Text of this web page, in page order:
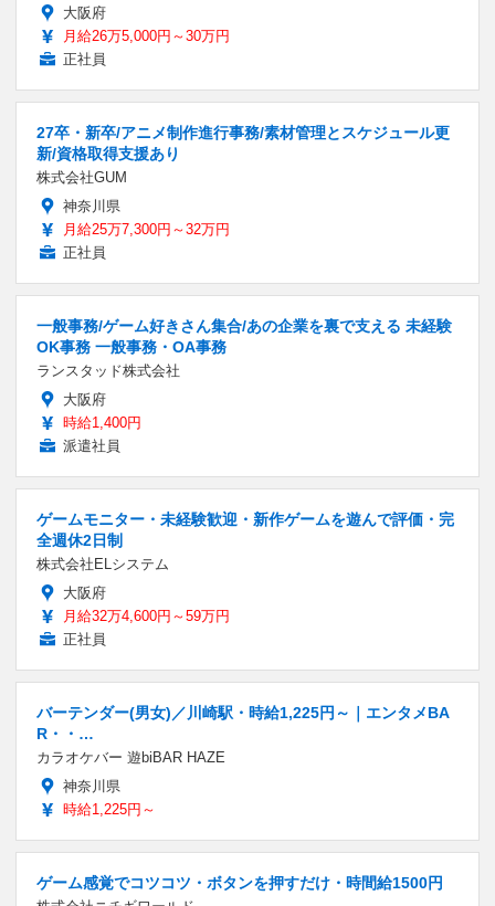
大阪府
月給26万5,000円～30万円
正社員
27卒・新卒/アニメ制作進行事務/素材管理とスケジュール更
新/資格取得支援あり
株式会社GUM
神奈川県
月給25万7,300円～32万円
正社員
一般事務/ゲーム好きさん集合/あの企業を裏で支える 未経験
OK事務 一般事務・OA事務
ランスタッド株式会社
大阪府
時給1,400円
派遣社員
ゲームモニター・未経験歓迎・新作ゲームを遊んで評価・完
全週休2日制
株式会社ELシステム
大阪府
月給32万4,600円～59万円
正社員
バーテンダー(男女)／川崎駅・時給1,225円～｜エンタメBA
R・・…
カラオケバー 遊biBAR HAZE
神奈川県
時給1,225円～
ゲーム感覚でコツコツ・ボタンを押すだけ・時間給1500円